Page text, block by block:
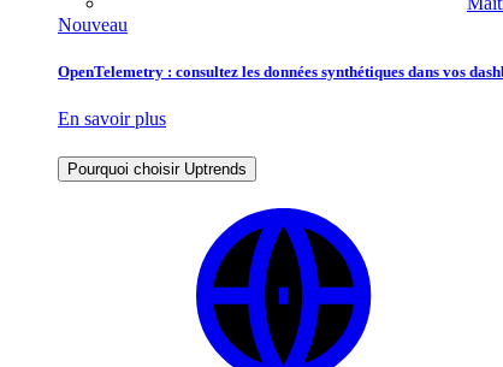
Nouveau
OpenTelemetry : consultez les données synthétiques dans vos
En savoir plus
Pourquoi choisir Uptrends